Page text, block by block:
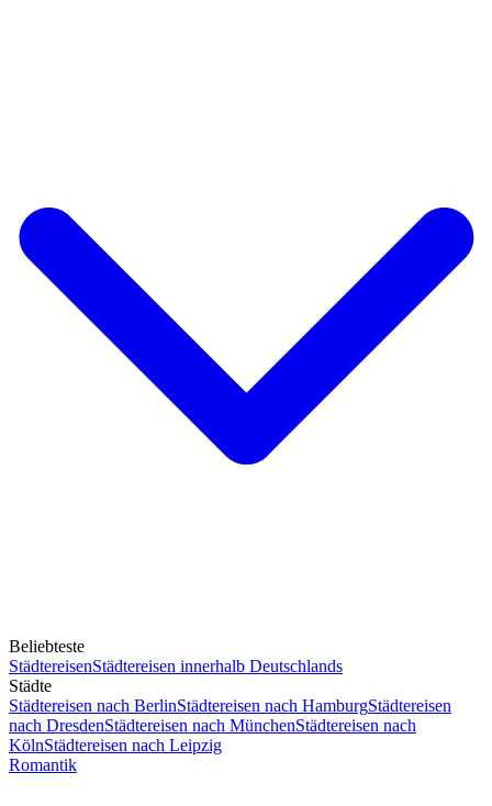
Beliebteste
StädtereisenStädtereisen innerhalb Deutschlands
Städte
Städtereisen nach BerlinStädtereisen nach HamburgStädtereisen
nach DresdenStädtereisen nach MünchenStädtereisen nach
KölnStädtereisen nach Leipzig
Romantik